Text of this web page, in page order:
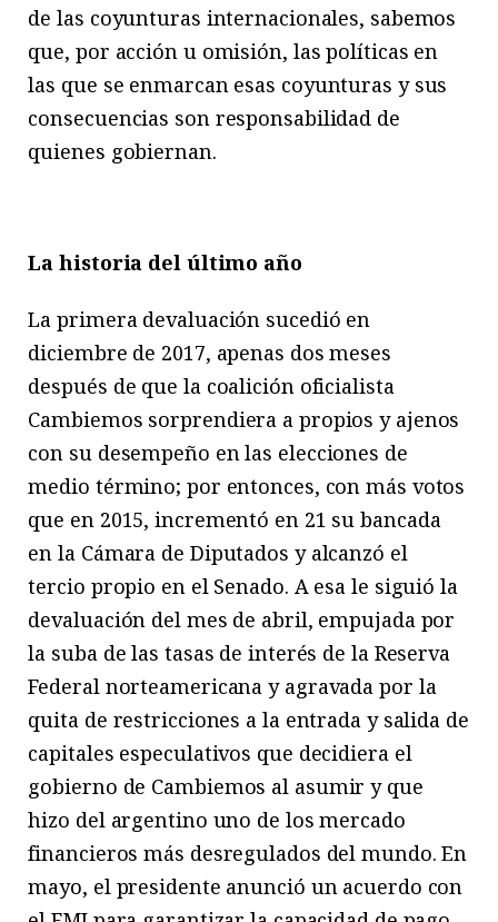
de las coyunturas internacionales, sabemos
que, por acción u omisión, las políticas en
las que se enmarcan esas coyunturas y sus
consecuencias son responsabilidad de
quienes gobiernan.
La historia del último año
La primera devaluación sucedió en
diciembre de 2017, apenas dos meses
después de que la coalición oficialista
Cambiemos sorprendiera a propios y ajenos
con su desempeño en las elecciones de
medio término; por entonces, con más votos
que en 2015, incrementó en 21 su bancada
en la Cámara de Diputados y alcanzó el
tercio propio en el Senado. A esa le siguió la
devaluación del mes de abril, empujada por
la suba de las tasas de interés de la Reserva
Federal norteamericana y agravada por la
quita de restricciones a la entrada y salida de
capitales especulativos que decidiera el
gobierno de Cambiemos al asumir y que
hizo del argentino uno de los mercado
financieros más desregulados del mundo. En
mayo, el presidente anunció un acuerdo con